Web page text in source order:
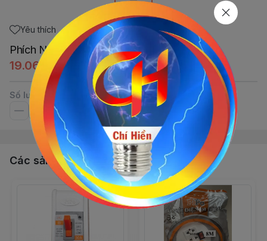
Yêu thích
Phích Nối To 4.000W PIPO
19.061,25đ
Số lượng
Các sản phẩm, dịch vụ khác